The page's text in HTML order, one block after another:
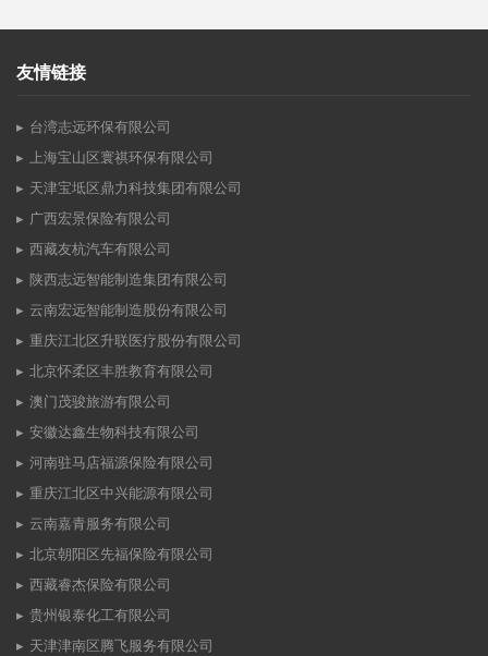
友情链接
台湾志远环保有限公司
上海宝山区寰祺环保有限公司
天津宝坻区鼎力科技集团有限公司
广西宏景保险有限公司
西藏友杭汽车有限公司
陕西志远智能制造集团有限公司
云南宏远智能制造股份有限公司
重庆江北区升联医疗股份有限公司
北京怀柔区丰胜教育有限公司
澳门茂骏旅游有限公司
安徽达鑫生物科技有限公司
河南驻马店福源保险有限公司
重庆江北区中兴能源有限公司
云南嘉青服务有限公司
北京朝阳区先福保险有限公司
西藏睿杰保险有限公司
贵州银泰化工有限公司
天津津南区腾飞服务有限公司